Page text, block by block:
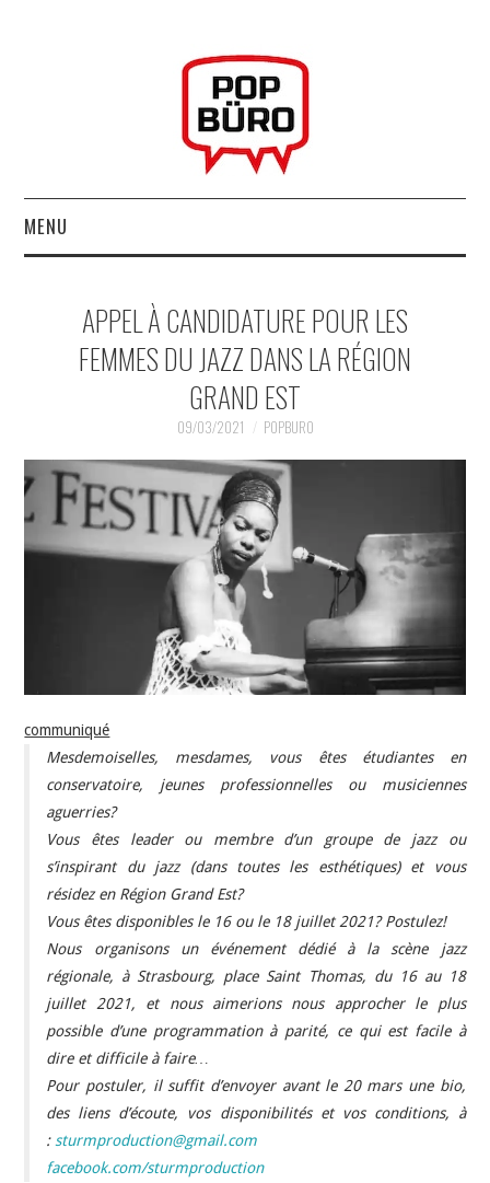
MENU
MUSIQUESACTUELLES.NET
GABBA GABBA HEY !
INDÉPENDANTS
DOKO
APPEL À CANDIDATURE POUR LES
FEMMES DU JAZZ DANS LA RÉGION
GRAND EST
09/03/2021 POPBURO
communiqué
Mesdemoiselles, mesdames, vous êtes étudiantes en
conservatoire, jeunes professionnelles ou musiciennes
aguerries?
Vous êtes leader ou membre d’un groupe de jazz ou
s’inspirant du jazz (dans toutes les esthétiques) et vous
résidez en Région Grand Est?
Vous êtes disponibles le 16 ou le 18 juillet 2021? Postulez!
Nous organisons un événement dédié à la scène jazz
régionale, à Strasbourg, place Saint Thomas, du 16 au 18
juillet 2021, et nous aimerions nous approcher le plus
possible d’une programmation à parité, ce qui est facile à
dire et difficile à faire…
Pour postuler, il suffit d’envoyer avant le 20 mars une bio,
des liens d’écoute, vos disponibilités et vos conditions, à
: sturmproduction@gmail.com
facebook.com/sturmproduction